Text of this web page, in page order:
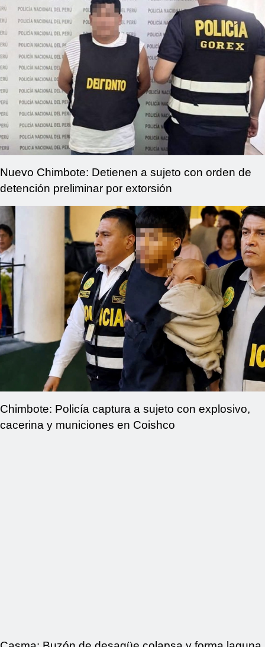
Nuevo Chimbote: Detienen a sujeto con orden de
detención preliminar por extorsión
Chimbote: Policía captura a sujeto con explosivo,
cacerina y municiones en Coishco